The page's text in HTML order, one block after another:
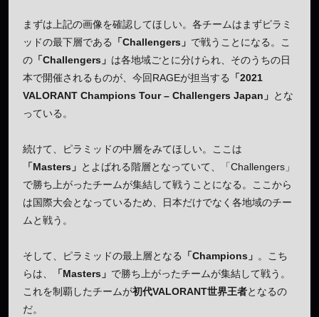
まずは上記の画像を確認してほしい。各チームはまずピラミ
ッドの最下層である
「Challengers」 で戦うことになる。こ
の 「Challengers」 は各地域ごとに分けられ、そのうちの日
本で開催されるものが、今回RAGEが担当する
「2021
VALORANT Champions Tour – Challengers Japan」 とな
っている。
続けて、ピラミッドの中層をみてほしい。ここは
「Masters」 とよばれる階層となっていて、「Challengers」
で勝ち上がったチームが集結して戦うことになる。ここから
は国際大会となっているため、日本だけでなく各地域のチー
ムと戦う。
そして、ピラミッドの最上層となる 「Champions」 。こち
らは、
「Masters」 で勝ち上がったチームが集結して戦う。
これを制覇したチームが初代VALORANT世界王者となるの
だ。